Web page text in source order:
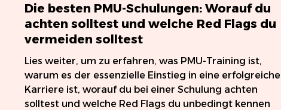
Die besten PMU-Schulungen: Worauf du
achten solltest und welche Red Flags du
vermeiden solltest
Lies weiter, um zu erfahren, was PMU-Training ist,
warum es der essenzielle Einstieg in eine erfolgreiche
Karriere ist, worauf du bei einer Schulung achten
solltest und welche Red Flags du unbedingt kennen